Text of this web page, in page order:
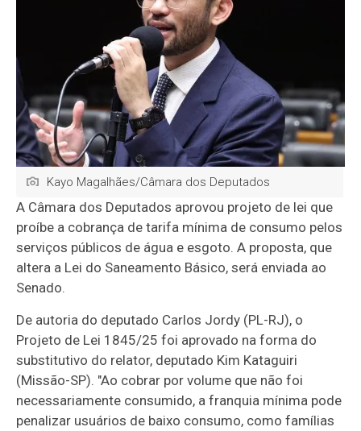
Kayo Magalhães/Câmara dos Deputados
A Câmara dos Deputados aprovou projeto de lei que
proíbe a cobrança de tarifa mínima de consumo pelos
serviços públicos de água e esgoto. A proposta, que
altera a Lei do Saneamento Básico, será enviada ao
Senado.
De autoria do deputado Carlos Jordy (PL-RJ), o
Projeto de Lei 1845/25 foi aprovado na forma do
substitutivo do relator, deputado Kim Kataguiri
(Missão-SP). "Ao cobrar por volume que não foi
necessariamente consumido, a franquia mínima pode
penalizar usuários de baixo consumo, como famílias